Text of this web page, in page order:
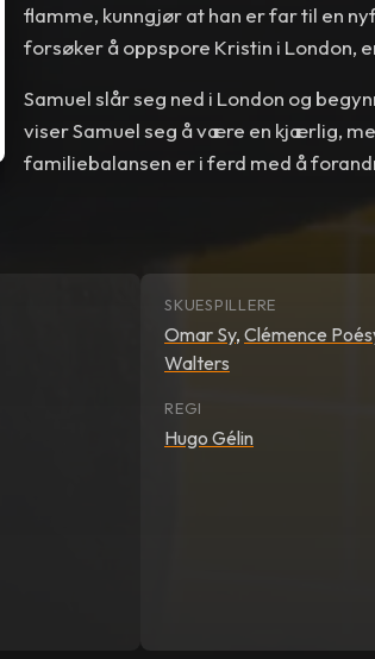
flamme, kunngjør at han er far til en
forsøker å oppspore Kristin i London,
Samuel slår seg ned i London og
viser Samuel seg å være en kjærlig,
familiebalansen er i ferd med å
SKUESPILLERE
Omar Sy, Clémence
Walters
REGI
Hugo Gélin